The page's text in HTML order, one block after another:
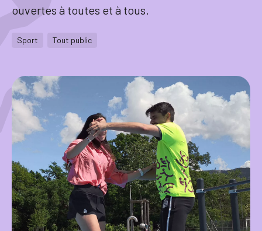
Tourisme
Démarches
CAROUGE SE CONSTRUIT
ouvertes à toutes et à tous.
Sport Tout public